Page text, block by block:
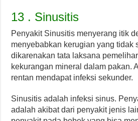
13 . Sinusitis
Penyakit Sinusitis menyerang itik
menyebabkan kerugian yang tidak
dikarenakan tata laksana
kekurangan mineral dalam pakan.
rentan mendapat infeksi sekunder.
Sinusitis adalah infeksi sinus.
adalah akibat dari penyakit jenis